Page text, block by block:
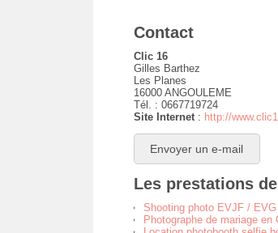
Contact
Clic 16
Gilles Barthez
Les Planes
16000 ANGOULEME
Tél. : 0667719724
Site Internet: http://
Envoyer un e-mail
Les prestations
Shooting photo EVJF / EVG
Photographe de mariage en